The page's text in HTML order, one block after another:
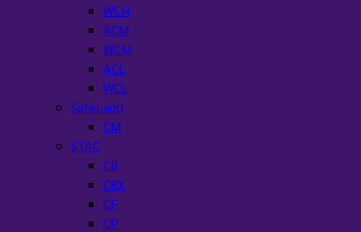
WCH
ACM
WCM
ACL
WCL
SafeLand
CM
STAC
CB
CBX
CF
CP